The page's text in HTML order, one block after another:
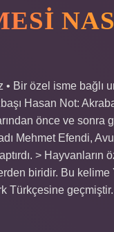
• Bir özel isme
Hasan Not:
önce ve
Mehmet Efendi,
>
biridir. Bu
Türkçesine